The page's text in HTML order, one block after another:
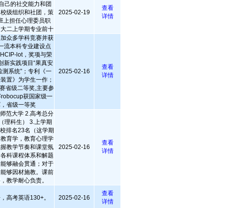
己的社交能力和团
级组织和社团，策
上担任心理委员职
二上学期专业前十
2025-02-19
查看
详情
众多学科竞赛并获
流本科专业建设点
lot，奖项与荣
新实践项目“果真安
系统”；专利《一
置》为学生一作；
省级二等奖,主要参
获国家级一
省级一等奖
2025-02-16
查看
详情
范大学 2.高考总分
理科生） 3.上学期
排名23名（这学期
育学，教育心理学
教学节奏和课堂氛
科课程体系和解题
够融会贯通；对于
够因材施教。课前
教学耐心负责。
2025-02-16
查看
详情
高考英语130+。 2025-02-16
查看
详情